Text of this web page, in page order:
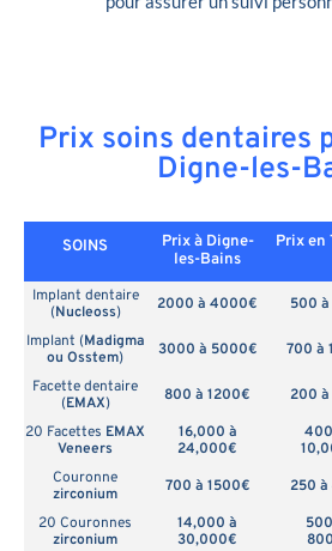
Prix soins dentaires
Digne-les-
SOINS
Prix à Digne-
les-Bains
Prix en
Implant dentaire
(Nucleoss) 2000 à 4000€ 500
Implant (Madigma
ou Osstem) 3000 à 5000€ 700 à
Facette dentaire
(EMAX) 800 à 1200€ 200
20 Facettes EMAX
Veneers
16,000 à
24,000€
Couronne
zirconium
700 à 1500€ 250
20 Couronnes
zirconium
14,000 à
30,000€